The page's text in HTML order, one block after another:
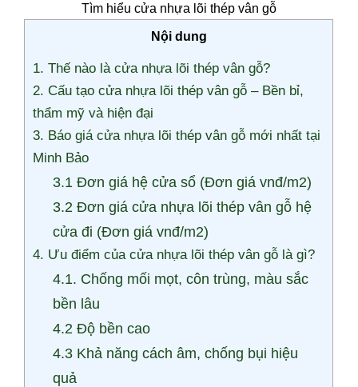
Tìm hiểu cửa nhựa lõi thép vân gỗ
Nội dung
1. Thế nào là cửa nhựa lõi thép vân gỗ?
2. Cấu tạo cửa nhựa lõi thép vân gỗ – Bền bỉ,
thẩm mỹ và hiện đại
3. Báo giá cửa nhựa lõi thép vân gỗ mới nhất tại
Minh Bảo
3.1 Đơn giá hệ cửa sổ (Đơn giá vnđ/m2)
3.2 Đơn giá cửa nhựa lõi thép vân gỗ hệ
cửa đi (Đơn giá vnđ/m2)
4. Ưu điểm của cửa nhựa lõi thép vân gỗ là gì?
4.1. Chống mối mọt, côn trùng, màu sắc
bền lâu
4.2 Độ bền cao
4.3 Khả năng cách âm, chống bụi hiệu
quả